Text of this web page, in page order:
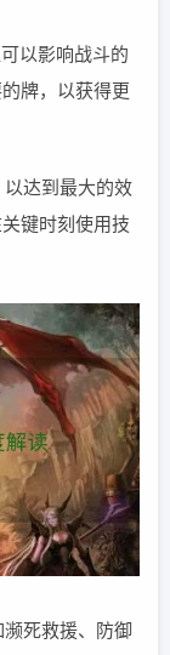
以影响战斗的
牌，以获得更
达到最大的效
键时刻使用技
死救援、防御